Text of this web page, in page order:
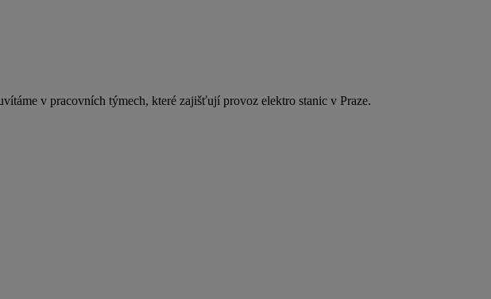
v pracovních týmech, které zajišťují provoz elektro stanic v Praze.